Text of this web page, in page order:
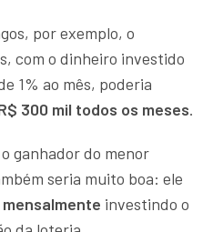
por exemplo, o
com o dinheiro investido
1% ao mês, poderia
300 mil todos os meses.
ganhador do menor
seria muito boa: ele
mensalmente investindo o